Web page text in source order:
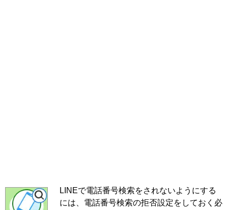
LINEで電話番号検索をされないようにする
には、電話番号検索の拒否設定をしておく必